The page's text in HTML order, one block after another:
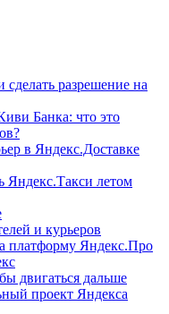
сделать разрешение на
Банка: что это
в Яндекс.Доставке
Яндекс.Такси летом
и курьеров
платформу Яндекс.Про
двигаться дальше
проект Яндекса